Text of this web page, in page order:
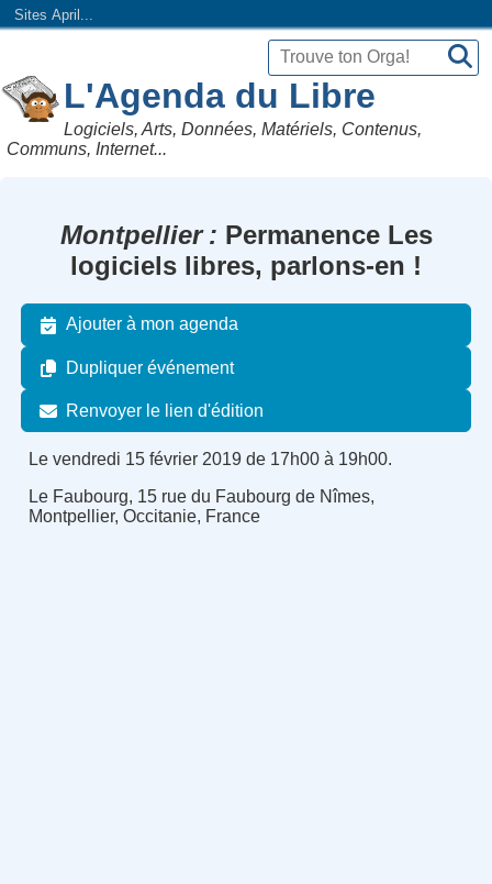
Sites April...
L'Agenda du Libre
Logiciels, Arts, Données, Matériels, Contenus,
Communs, Internet...
Montpellier
Permanence Les
logiciels libres, parlons-en !
Ajouter à mon agenda
Dupliquer événement
Renvoyer le lien d'édition
Le vendredi 15 février 2019 de 17h00 à 19h00.
Le Faubourg, 15 rue du Faubourg de Nîmes,
Montpellier, Occitanie, France